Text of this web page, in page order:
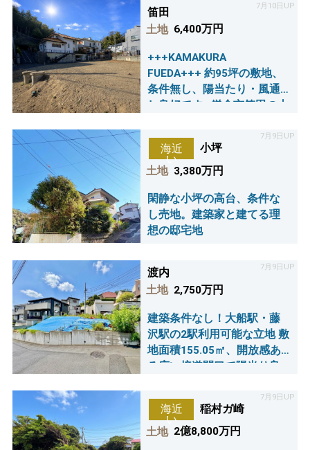
7月10日UP
笛田
土地 6,400万円
+++KAMAKURA
FUEDA+++ 約95坪の敷地、
条件無し、陽当たり・風通
し良好です♪ 鎌倉市笛田の土
7月9日UP
海近
い
小坪
土地 3,380万円
閑静な小坪の高台、条件な
し売地。建築家と建てる理
想の邸宅地
7月9日UP
渡内
土地 2,750万円
建築条件なし！大船駅・藤
沢駅の2駅利用可能な立地 敷
地面積155.05㎡、開放感あ
る広い接道間口で陽当り良
7月9日UP
海近
い
稲村ガ崎
土地 2億8,800万円